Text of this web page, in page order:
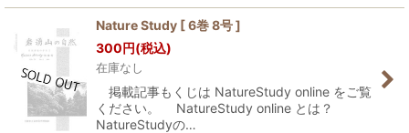
Nature Study [ 6巻 8号 ]
300円(税込)
在庫なし
掲載記事もくじは NatureStudy online をご覧
ください。 NatureStudy online とは？
NatureStudyの…